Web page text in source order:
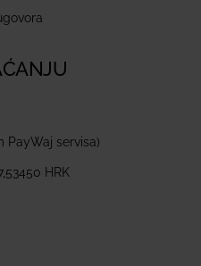
PayWaj servisa)
HRK